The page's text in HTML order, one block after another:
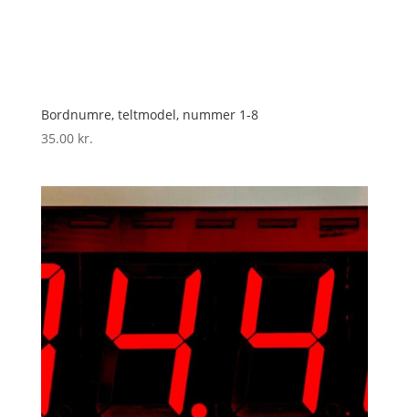
Bordnumre, teltmodel, nummer 1-8
35.00 kr.